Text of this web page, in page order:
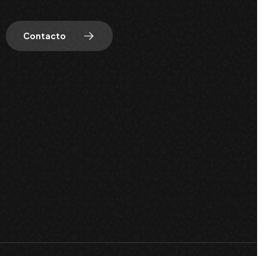
Contacto